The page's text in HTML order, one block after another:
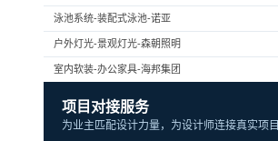
泳池系统-装配式泳池-诺亚
户外灯光-景观灯光-森朝照明
室内软装-办公家具-海邦集团
项目对接服务
为业主匹配设计力量，为设计师连接真实项目